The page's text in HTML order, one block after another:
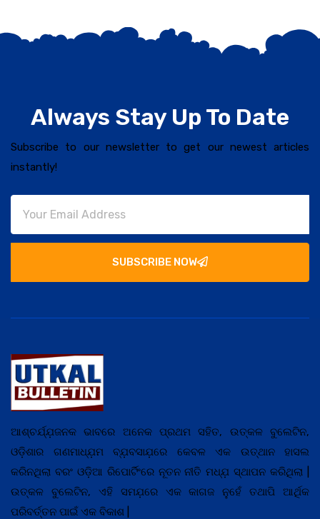
Always Stay Up To Date
Subscribe to our newsletter to get our newest articles
instantly!
SUBSCRIBE NOW
ଆଶ୍ଚର୍ଯ୍ଯ଼ଜନକ ଭାବରେ ଅନେକ ପ୍ରଥମ ସହିତ, ଉତ୍କଳ ବୁଲେଟିନ,
ଓଡ଼ିଶାର ଗଣମାଧ୍ଯ଼ମ ବ୍ଯ଼ବସାଯ଼ରେ କେବଳ ଏକ ଉତ୍ଥାନ ହାସଲ
କରିନଥିଲା ବରଂ ଓଡ଼ିଆ ରିପୋର୍ଟିଂରେ ନୂତନ ନୀତି ମଧ୍ଯ଼ ସ୍ଥାପନ କରିଥିଲା |
ଉତ୍କଳ ବୁଲେଟିନ, ଏହି ସମଯ଼ରେ ଏକ କାଗଜ ନୁହେଁ ତଥାପି ଆର୍ଥିକ
ପରିବର୍ତ୍ତନ ପାଇଁ ଏକ ବିକାଶ |